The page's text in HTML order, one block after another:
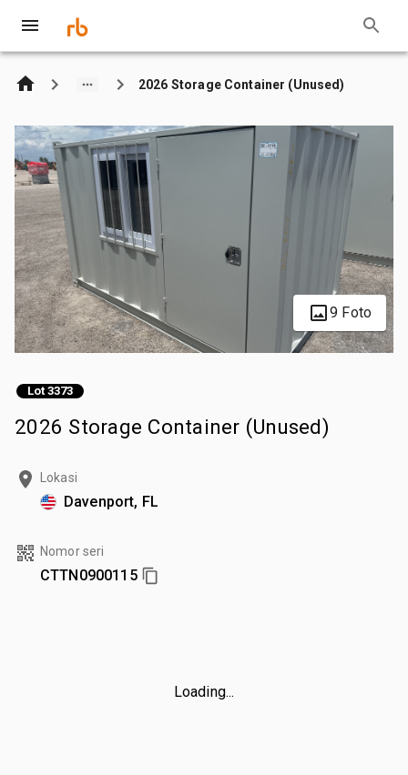
2026 Storage Container (Unused)
9 Foto
Lot 3373
2026 Storage Container (Unused)
Lokasi
Davenport, FL
Nomor seri
CTTN0900115
Loading...